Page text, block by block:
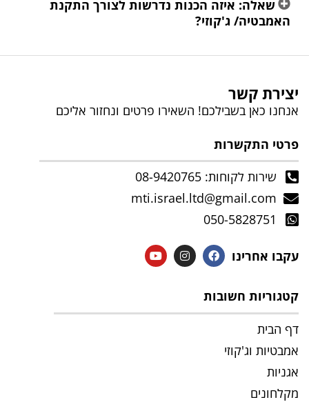
שאלה: איזה הכנות נדרשות לצורך התקנת
האמבטיה/ ג'קוזי?
יצירת קשר
אנחנו כאן בשבילכם! השאירו פרטים ונחזור אליכם
פרטי התקשרות
שירות לקוחות: 08-9420765
mti.israel.ltd@gmail.com
050-5828751
עקבו אחרינו
קטגוריות חשובות
דף הבית
אמבטיות וג'קוזי
אגניות
מקלחונים